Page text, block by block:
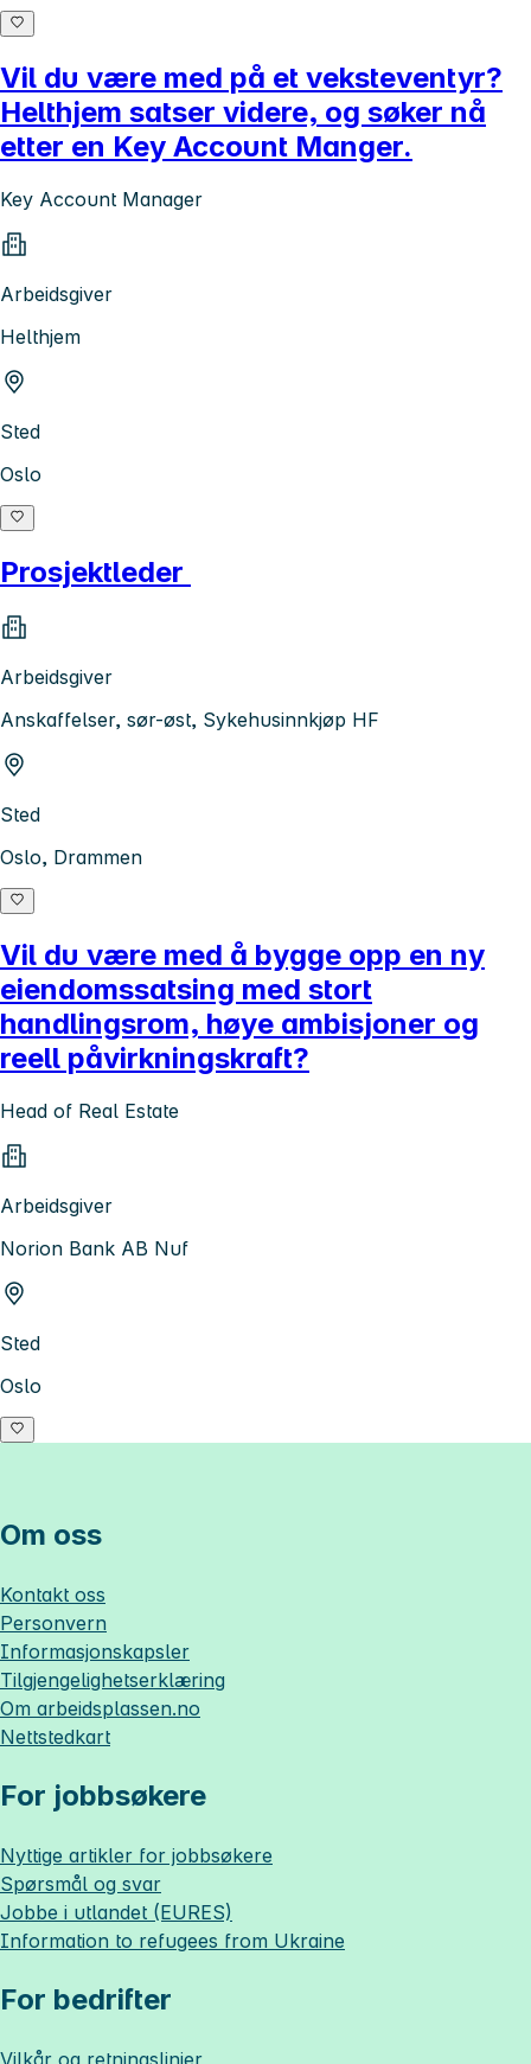
Vil du være med på et veksteventyr?
Helthjem satser videre, og søker nå
etter en Key Account Manger.
Key Account Manager
Arbeidsgiver
Helthjem
Sted
Oslo
Prosjektleder
Arbeidsgiver
Anskaffelser, sør-øst, Sykehusinnkjøp HF
Sted
Oslo, Drammen
Vil du være med å bygge opp en ny
eiendomssatsing med stort
handlingsrom, høye ambisjoner og
reell påvirkningskraft?
Head of Real Estate
Arbeidsgiver
Norion Bank AB Nuf
Sted
Oslo
Om oss
Kontakt oss
Personvern
Informasjonskapsler
Tilgjengelighetserklæring
Om arbeidsplassen.no
Nettstedkart
For jobbsøkere
Nyttige artikler for jobbsøkere
Spørsmål og svar
Jobbe i utlandet (EURES)
Information to refugees from Ukraine
For bedrifter
Vilkår og retningslinjer